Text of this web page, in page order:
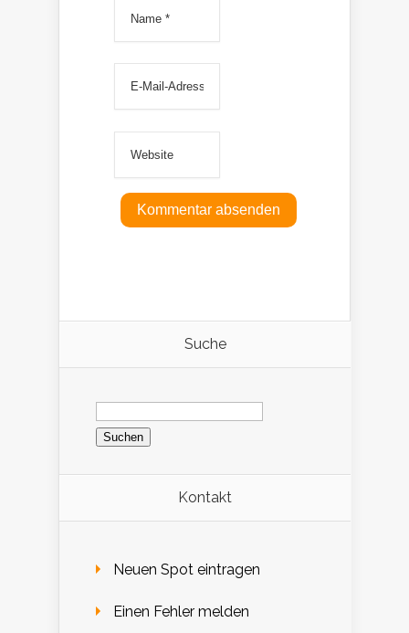
Suche
Suchen
nach:
Kontakt
Neuen Spot eintragen
Einen Fehler melden